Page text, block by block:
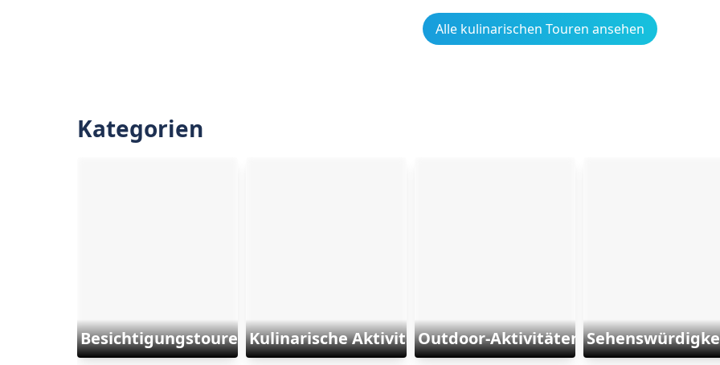
Alle kulinarischen Touren ansehen
Kategorien
BesichtigungstourenKulinarische AktivitätenOutdoor-Aktivitäten und Sports